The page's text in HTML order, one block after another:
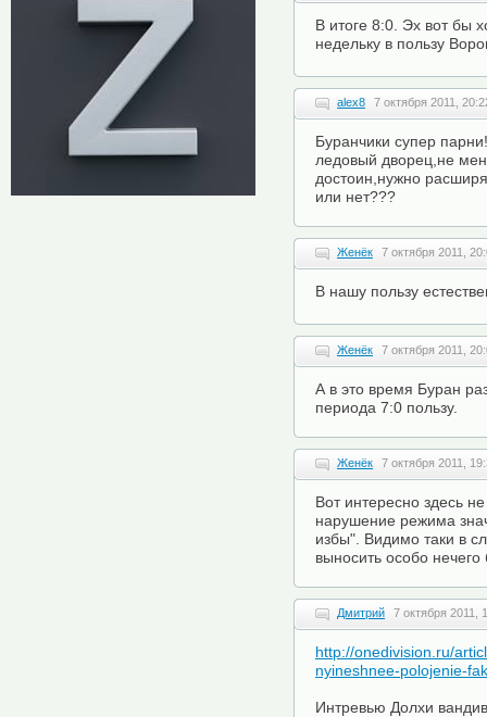
В итоге 8:0. Эх вот бы
недельку в пользу
alex8 7 октября 2011,
Буранчики супер
ледовый дворец,не
достоин,нужно
или нет???
Женёк 7 октября 2011,
В нашу пользу
Женёк 7 октября 2011,
А в это время Буран
периода 7:0 пользу.
Женёк 7 октября 2011,
Вот интересно здесь
нарушение режима
избы". Видимо таки в
выносить особо
Дмитрий 7 октября 2011,
http://onedivision.ru/
nyineshnee-polojenie-
Интревью Долхи